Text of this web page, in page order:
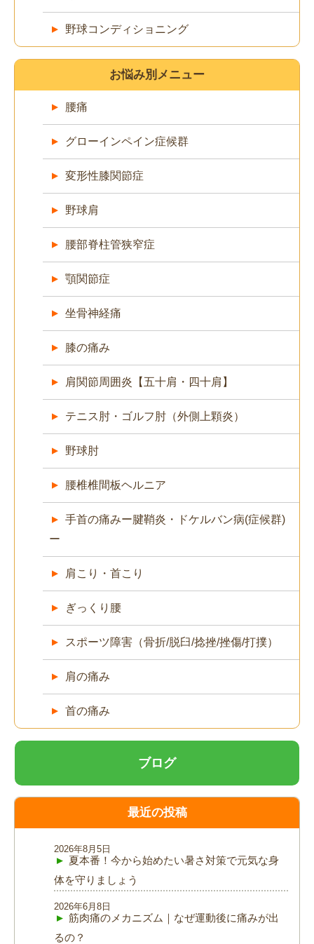
野球コンディショニング
お悩み別メニュー
腰痛
グローインペイン症候群
変形性膝関節症
野球肩
腰部脊柱管狭窄症
顎関節症
坐骨神経痛
膝の痛み
肩関節周囲炎【五十肩・四十肩】
テニス肘・ゴルフ肘（外側上顆炎）
野球肘
腰椎椎間板ヘルニア
手首の痛みー腱鞘炎・ドケルバン病(症候群)
ー
肩こり・首こり
ぎっくり腰
スポーツ障害（骨折/脱臼/捻挫/挫傷/打撲）
肩の痛み
首の痛み
ブログ
最近の投稿
夏本番！今から始めたい暑さ対策で元気な身
体を守りましょう
2026年8月5日
筋肉痛のメカニズム｜なぜ運動後に痛みが出
るの？
2026年6月8日